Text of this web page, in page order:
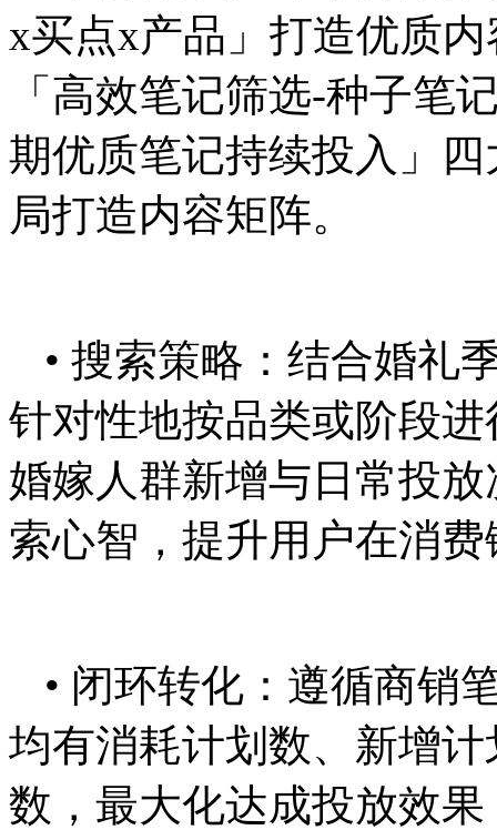
x买点x产品」打造优质
「高效笔记筛选-种子笔
期优质笔记持续投入」
局打造内容矩阵。
• 搜索策略：结合婚礼
针对性地按品类或阶段
婚嫁人群新增与日常投
索心智，提升用户在消
• 闭环转化：遵循商销
均有消耗计划数、新增
数，最大化达成投放效